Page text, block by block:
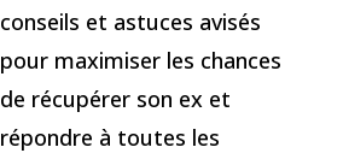
conseils et astuces avisés
pour maximiser les chances
de récupérer son ex et
répondre à toutes les